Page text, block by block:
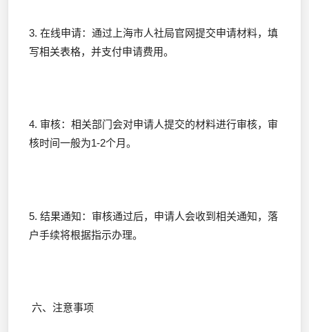
3. 在线申请：通过上海市人社局官网提交申请材料，填
写相关表格，并支付申请费用。
4. 审核：相关部门会对申请人提交的材料进行审核，审
核时间一般为1-2个月。
5. 结果通知：审核通过后，申请人会收到相关通知，落
户手续将根据指示办理。
六、注意事项